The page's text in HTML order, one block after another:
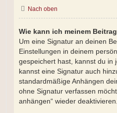
Nach oben
Wie kann ich meinem
Um eine Signatur an deinen
Einstellungen in deinem
gespeichert hast, kannst du in
kannst eine Signatur auch
standardmäßige Anhängen
ohne Signatur verfassen
anhängen“ wieder deaktivieren.